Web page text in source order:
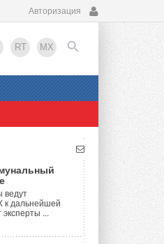
Авторизация
RT MX
EN
ведут
к дальнейшей
...